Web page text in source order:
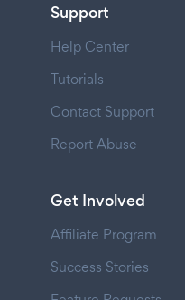
Support
Help Center
Tutorials
Contact Support
Report Abuse
Get Involved
Affiliate Program
Success Stories